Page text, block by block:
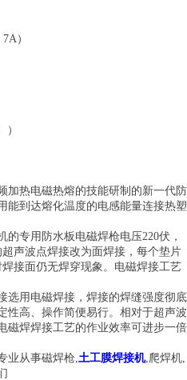
）
）
加热电磁热熔的技能研制的新一代防
能到达熔化温度的电感能量连接热塑
专用防水板电磁焊枪电压220伏，
声波点焊接改为面焊接，每个垫片
接面仍无焊穿现象。电磁焊接工艺
选用电磁焊接，焊接的焊缝强度彻底
性高、操作简便易行。相对于超声波
磁焊焊接工艺的作业效率可进步一倍
业从事磁焊枪,土工膜焊接机,爬焊机,